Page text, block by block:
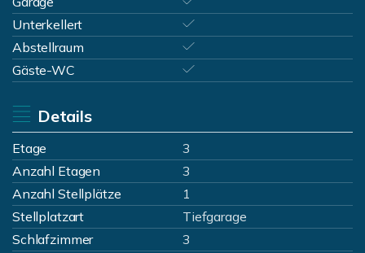
Unterkellert
Abstellraum
Gäste-WC
Details
Etage
3
Anzahl Etagen
3
Anzahl Stellplätze
1
Stellplatzart
Tiefgarage
Schlafzimmer
3